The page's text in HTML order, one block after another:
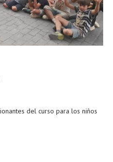
del curso para los niños